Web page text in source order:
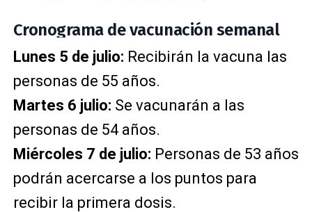
Cronograma de vacunación semanal
Lunes 5 de julio: Recibirán la vacuna las
personas de 55 años.
Martes 6 julio: Se vacunarán a las
personas de 54 años.
Miércoles 7 de julio: Personas de 53 años
podrán acercarse a los puntos para
recibir la primera dosis.